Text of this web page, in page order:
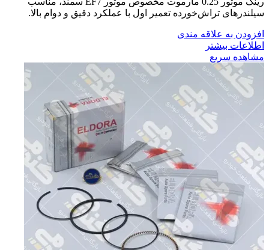
سیلندرهای تراش‌خورده تعمیر اول با عملکرد دقیق و دوام بالا.
افزودن به علاقه مندی
اطلاعات بیشتر
مشاهده سریع